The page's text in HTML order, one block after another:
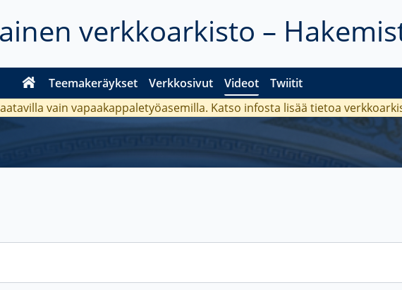
verkkoarkisto –
Teemakeräykset Verkkosivut Videot Twiitit
vain vapaakappaletyöasemilla. Katso infosta lisää tietoa